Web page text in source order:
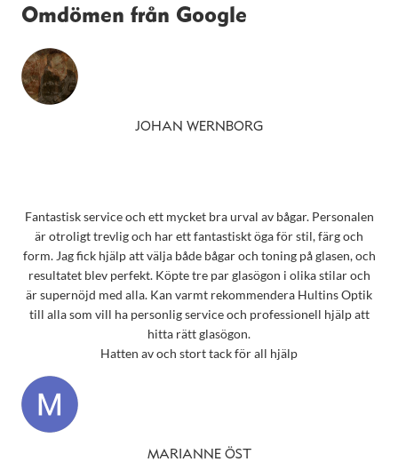
Omdömen från Google
JOHAN WERNBORG
Fantastisk service och ett mycket bra urval av bågar. Personalen
är otroligt trevlig och har ett fantastiskt öga för stil, färg och
form. Jag fick hjälp att välja både bågar och toning på glasen, och
resultatet blev perfekt. Köpte tre par glasögon i olika stilar och
är supernöjd med alla. Kan varmt rekommendera Hultins Optik
till alla som vill ha personlig service och professionell hjälp att
hitta rätt glasögon.
Hatten av och stort tack för all hjälp
MARIANNE ÖST